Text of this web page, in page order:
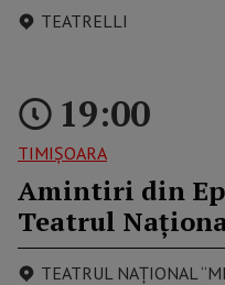
TEATRELLI
19:00
TIMIŞOARA
Amintiri din
Teatrul
TEATRUL NAȚIONAL